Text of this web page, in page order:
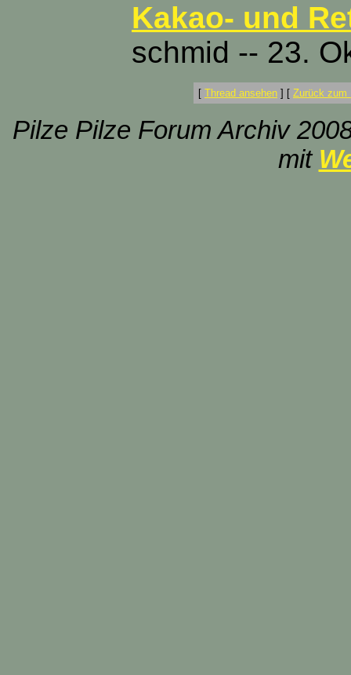
Kakao- und
schmid -- 23.
[ Thread ansehen ] [ Zurück zum
Pilze Pilze Forum Archiv
mit